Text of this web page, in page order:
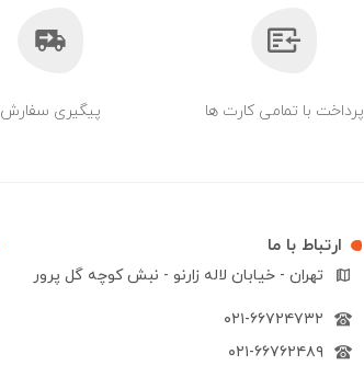
پرداخت با تمامی کارت ها پیگیری سفارش
ارتباط با ما
تهران - خیابان لاله زارنو - نبش کوچه گل پرور
۰۲۱-۶۶۷۲۴۷۳۲
۰۲۱-۶۶۷۶۲۴۸۹